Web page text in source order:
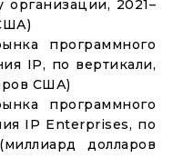
организации, 2021–
программного
IP, по вертикали,
США)
программного
IP Enterprises, по
долларов